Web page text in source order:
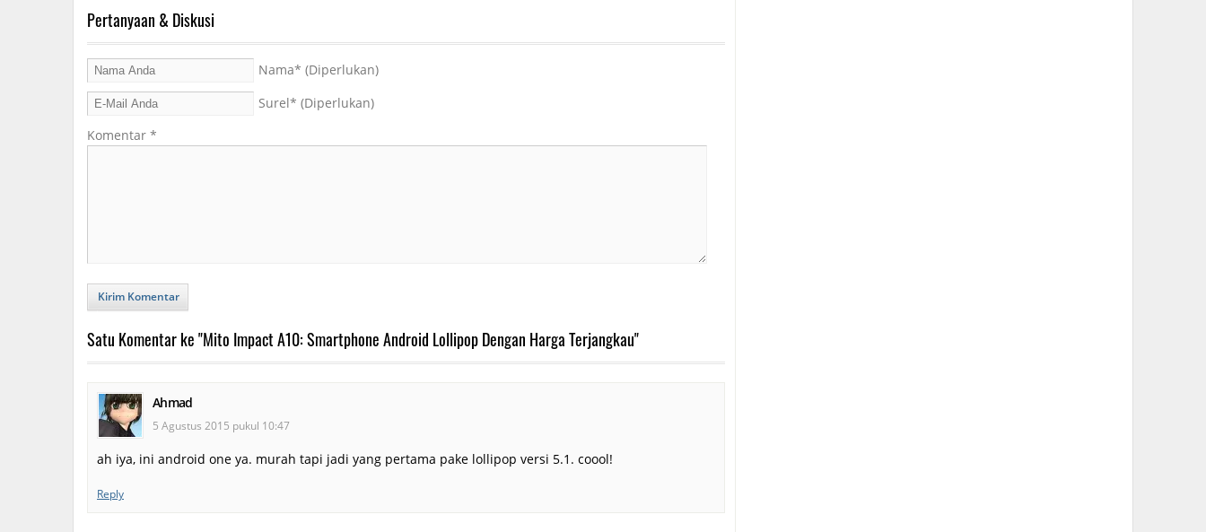
Pertanyaan & Diskusi
Nama* (Diperlukan)
Surel* (Diperlukan)
Komentar *
Kirim Komentar
Satu Komentar ke "Mito Impact A10: Smartphone Android Lollipop Dengan Harga Terjangkau"
Ahmad
5 Agustus 2015 pukul 10:47
ah iya, ini android one ya. murah tapi jadi yang pertama pake lollipop versi 5.1. coool!
Reply